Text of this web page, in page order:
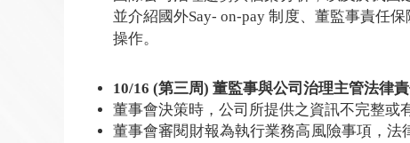
並介紹國外Say- on-pay 制度、董監事責任
操作。
10/16 (第三周) 董監事與公司治理主管法律
董事會決策時，公司所提供之資訊不完整或
董事會審閱財報為執行業務高風險事項，